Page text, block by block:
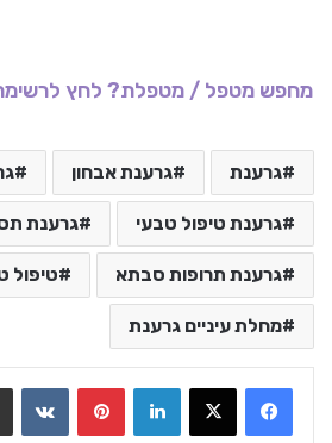
מחפש מטפל / מטפלת? לחץ
גרענת גרענת אבחון
גרענת טיפול טבעי גרענת
גרענת תרופות סבתא טיפול
מחלת עיניים גרענת
LinkedIn
VKontakte